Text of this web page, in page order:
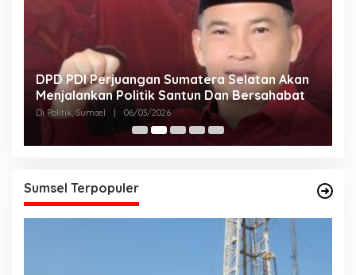
DPD PDI Perjuangan Sumatera Selatan Akan
Menjalankan Politik Santun Dan Bersahabat
Di Politik, Sumsel 06/03/2026
Sumsel Terpopuler